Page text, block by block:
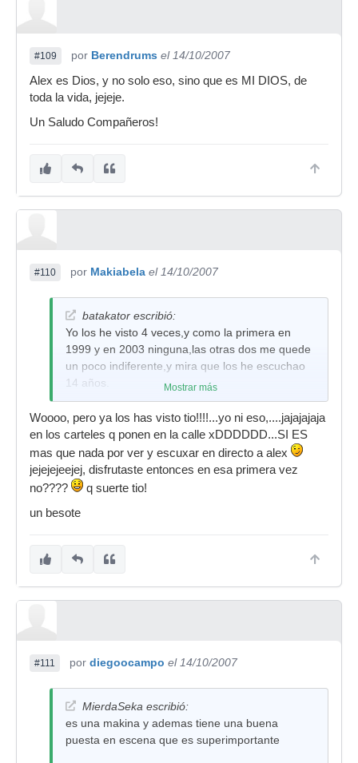
#109 por Berendrums el 14/10/2007
Alex es Dios, y no solo eso, sino que es MI DIOS, de
toda la vida, jejeje.
Un Saludo Compañeros!
#110 por Makiabela el 14/10/2007
batakator escribió:
Yo los he visto 4 veces,y como la primera en
1999 y en 2003 ninguna,las otras dos me quede
un poco indiferente,y mira que los he escuchao
14 años.
Mostrar más
Woooo, pero ya los has visto tio!!!!...yo ni eso,....jajajajaja
en los carteles q ponen en la calle xDDDDDD...SI ES
mas que nada por ver y escuxar en directo a alex
jejejejeejej, disfrutaste entonces en esa primera vez
no????
q suerte tio!
un besote
#111 por diegoocampo el 14/10/2007
MierdaSeka escribió:
es una makina y ademas tiene una buena
puesta en escena que es superimportante